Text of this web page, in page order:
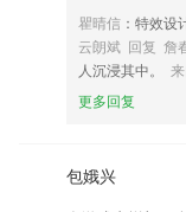
3.四维助记更牢固背单
搞笑、笔记四种记忆模
4.具有浅显易懂的教育
学习计划；
6.★目标导向，认识各种
瞿晴信 ：特效
云朗斌 回复 詹
人沉浸其中。
更多回复
包娥兴